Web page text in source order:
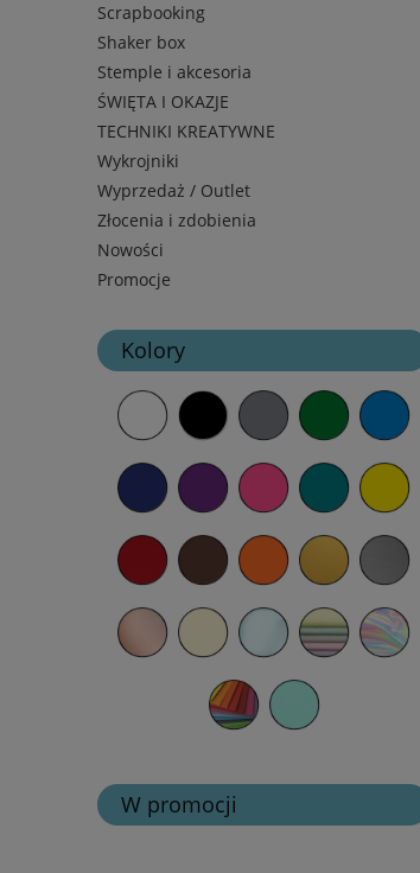
Scrapbooking
Shaker box
Stemple i akcesoria
ŚWIĘTA I OKAZJE
TECHNIKI KREATYWNE
Wykrojniki
Wyprzedaż / Outlet
Złocenia i zdobienia
Nowości
Promocje
Kolory
W promocji